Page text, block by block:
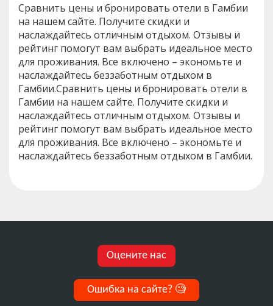
Сравнить цены и бронировать отели в Гамбии
на нашем сайте. Получите скидки и
наслаждайтесь отличным отдыхом. Отзывы и
рейтинг помогут вам выбрать идеальное место
для проживания. Все включено – экономьте и
наслаждайтесь беззаботным отдыхом в
Гамбии.Сравнить цены и бронировать отели в
Гамбии на нашем сайте. Получите скидки и
наслаждайтесь отличным отдыхом. Отзывы и
рейтинг помогут вам выбрать идеальное место
для проживания. Все включено – экономьте и
наслаждайтесь беззаботным отдыхом в Гамбии.
Оцените нас
Ошибка на сайте? 🧐